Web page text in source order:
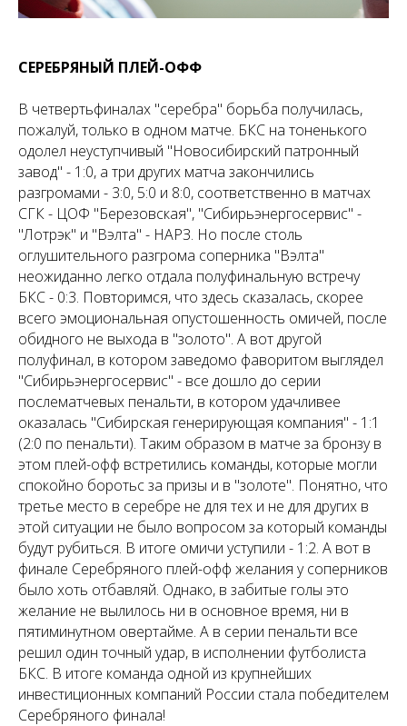
СЕРЕБРЯНЫЙ ПЛЕЙ-ОФФ
В четвертьфиналах "серебра" борьба получилась,
пожалуй, только в одном матче. БКС на тоненького
одолел неуступчивый "Новосибирский патронный
завод" - 1:0, а три других матча закончились
разгромами - 3:0, 5:0 и 8:0, соответственно в матчах
СГК - ЦОФ "Березовская", "Сибирьэнергосервис" -
"Лотрэк" и "Вэлта" - НАРЗ. Но после столь
оглушительного разгрома соперника "Вэлта"
неожиданно легко отдала полуфинальную встречу
БКС - 0:3. Повторимся, что здесь сказалась, скорее
всего эмоциональная опустошенность омичей, после
обидного не выхода в "золото". А вот другой
полуфинал, в котором заведомо фаворитом выглядел
"Сибирьэнергосервис" - все дошло до серии
послематчевых пенальти, в котором удачливее
оказалась "Сибирская генерирующая компания" - 1:1
(2:0 по пенальти). Таким образом в матче за бронзу в
этом плей-офф встретились команды, которые могли
спокойно боротьс за призы и в "золоте". Понятно, что
третье место в серебре не для тех и не для других в
этой ситуации не было вопросом за который команды
будут рубиться. В итоге омичи уступили - 1:2. А вот в
финале Серебряного плей-офф желания у соперников
было хоть отбавляй. Однако, в забитые голы это
желание не вылилось ни в основное время, ни в
пятиминутном овертайме. А в серии пенальти все
решил один точный удар, в исполнении футболиста
БКС. В итоге команда одной из крупнейших
инвестиционных компаний России стала победителем
Серебряного финала!